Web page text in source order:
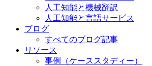
人工知能と機械翻訳
人工知能と言語サービス
ブログ
すべてのブログ記事
リソース
事例（ケーススタディー）